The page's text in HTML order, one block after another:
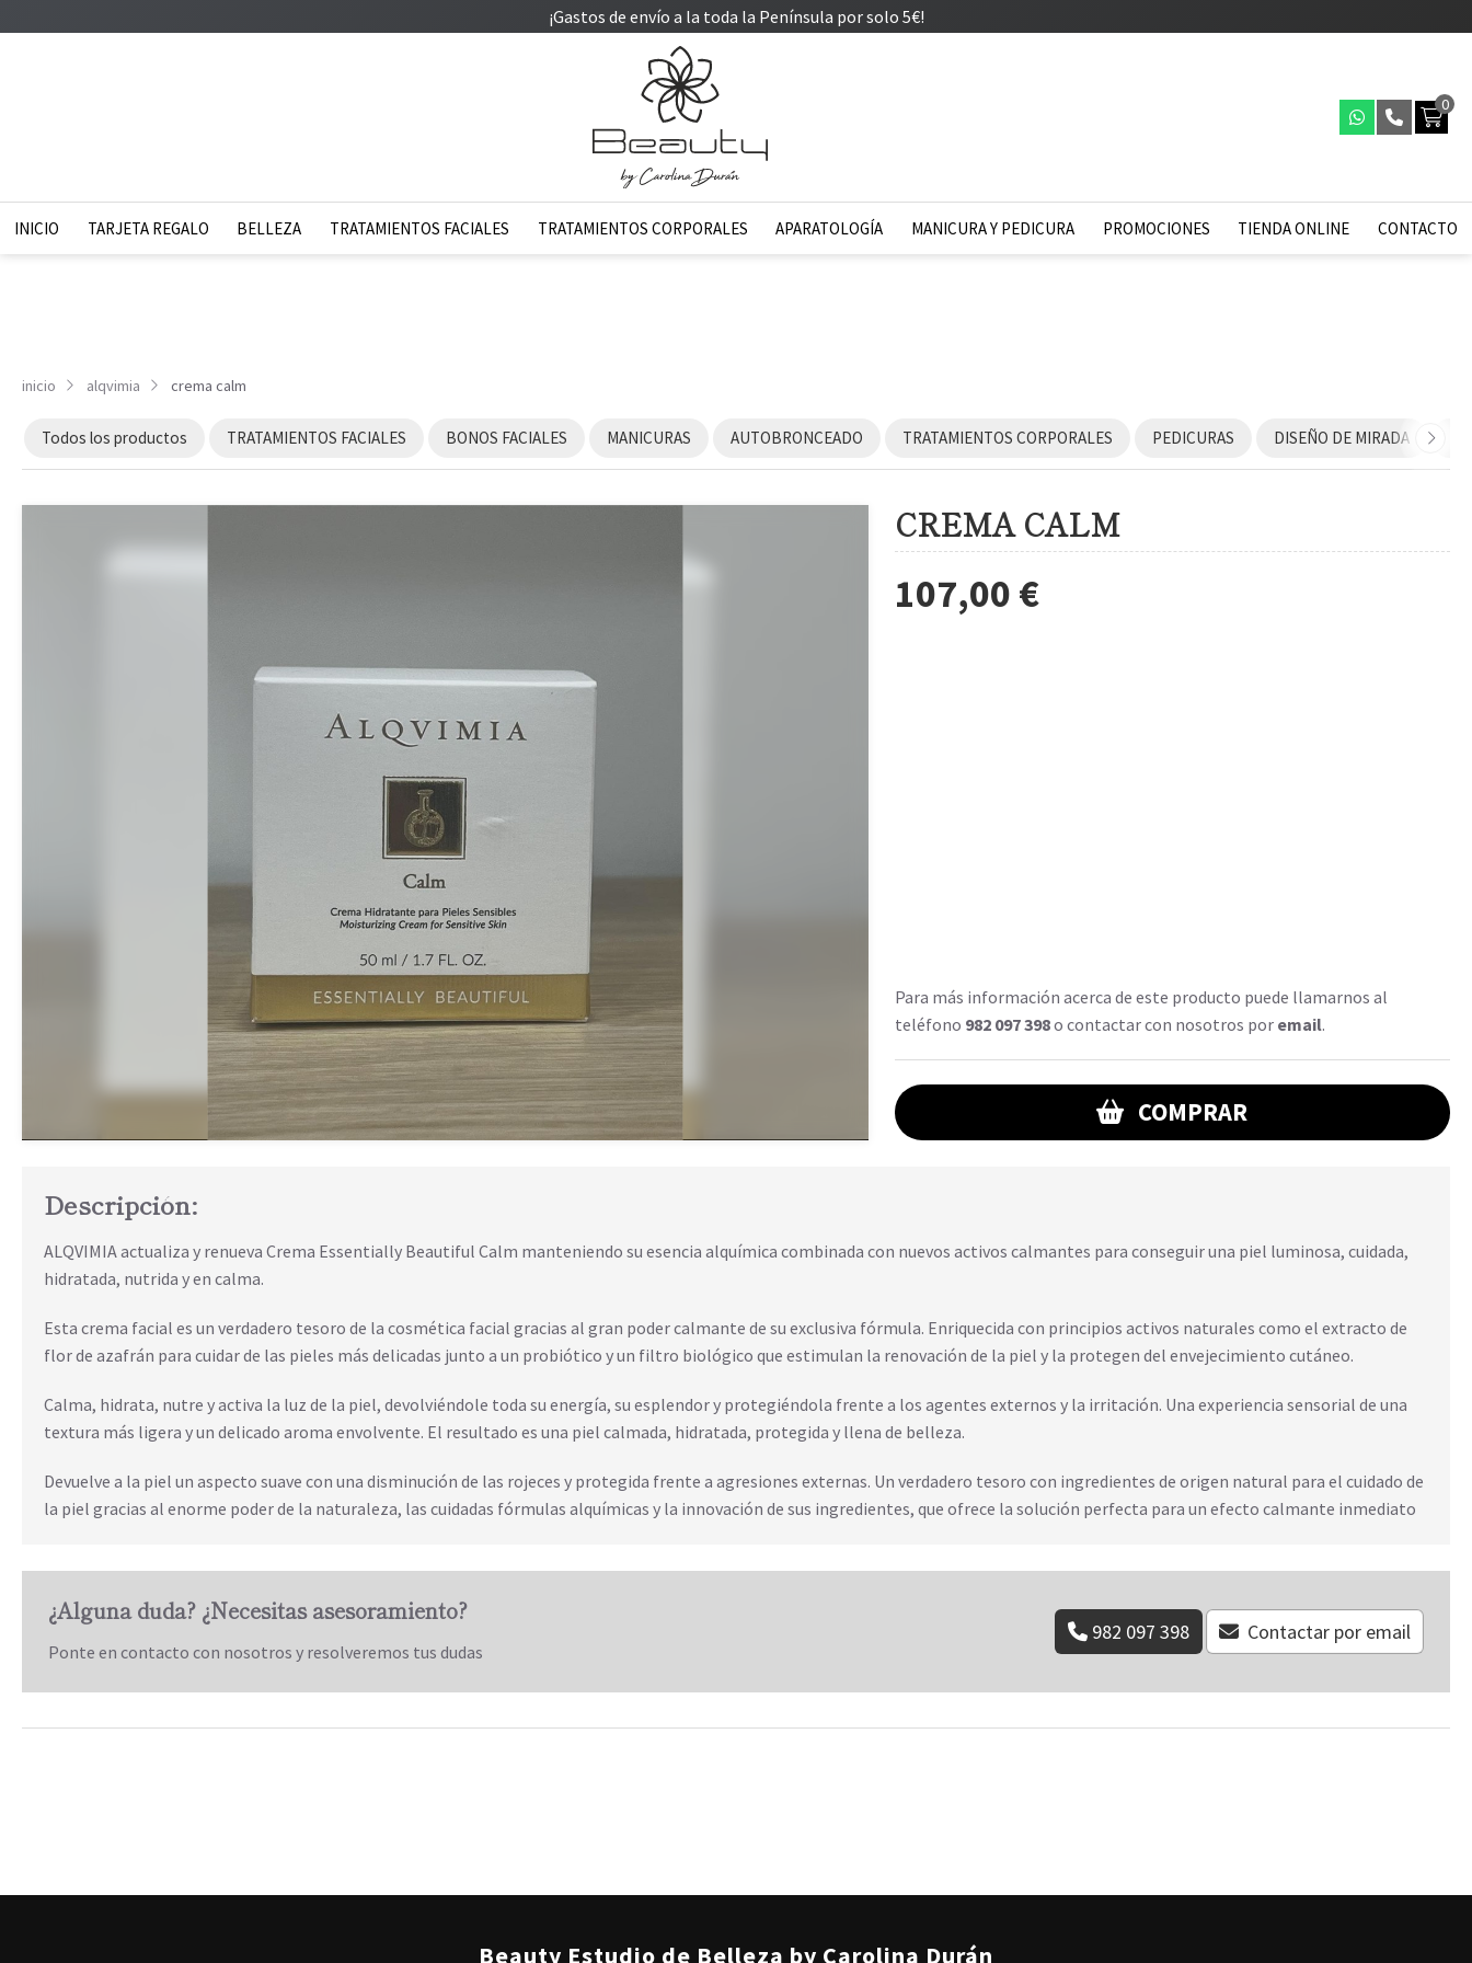
¡Gastos de envío a la toda la Península por solo 5€!
0
INICIO TARJETA REGALO BELLEZA TRATAMIENTOS FACIALES TRATAMIENTOS CORPORALES APARATOLOGÍA MANICURA Y PEDICURA PROMOCIONES TIENDA ONLINE CONTACTO
inicio alqvimia crema calm
Todos los productos TRATAMIENTOS FACIALES BONOS FACIALES MANICURAS AUTOBRONCEADO TRATAMIENTOS CORPORALES PEDICURAS DISEÑO DE MIRADA
CREMA CALM
107,00 €
Para más información acerca de este producto puede llamarnos al
teléfono 982 097 398o contactar con nosotros por email.
COMPRAR
Descripción:
ALQVIMIA actualiza y renueva Crema Essentially Beautiful Calm manteniendo su esencia alquímica combinada con nuevos activos calmantes para conseguir una piel luminosa, cuidada,
hidratada, nutrida y en calma.
Esta crema facial es un verdadero tesoro de la cosmética facial gracias al gran poder calmante de su exclusiva fórmula. Enriquecida con principios activos naturales como el extracto de
flor de azafrán para cuidar de las pieles más delicadas junto a un probiótico y un filtro biológico que estimulan la renovación de la piel y la protegen del envejecimiento cutáneo.
Calma, hidrata, nutre y activa la luz de la piel, devolviéndole toda su energía, su esplendor y protegiéndola frente a los agentes externos y la irritación. Una experiencia sensorial de una
textura más ligera y un delicado aroma envolvente. El resultado es una piel calmada, hidratada, protegida y llena de belleza.
Devuelve a la piel un aspecto suave con una disminución de las rojeces y protegida frente a agresiones externas. Un verdadero tesoro con ingredientes de origen natural para el cuidado de
la piel gracias al enorme poder de la naturaleza, las cuidadas fórmulas alquímicas y la innovación de sus ingredientes, que ofrece la solución perfecta para un efecto calmante inmediato
¿Alguna duda? ¿Necesitas asesoramiento?
Ponte en contacto con nosotros y resolveremos tus dudas
982 097 398 Contactar por email
Beauty Estudio de Belleza by Carolina Durán